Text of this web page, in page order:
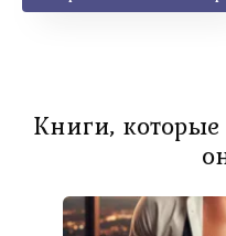
Книги, которые